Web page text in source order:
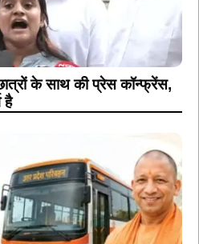
छात्रों के साथ की प्रेस कॉन्फ्रेंस,
है